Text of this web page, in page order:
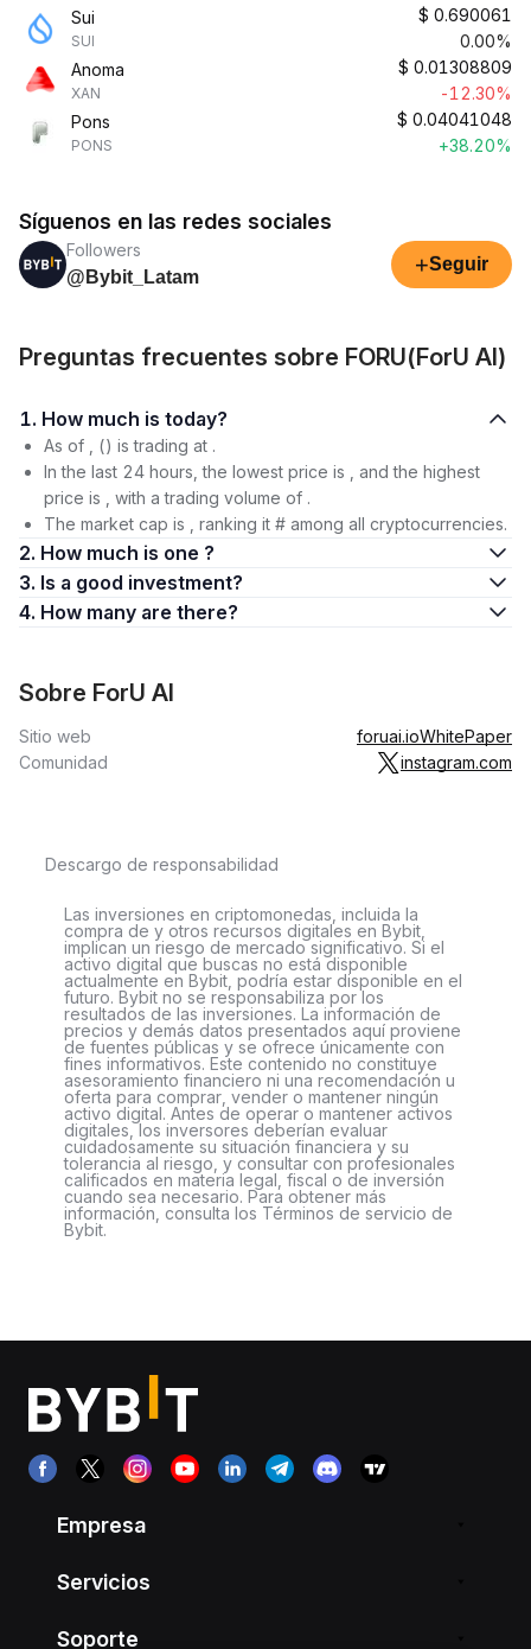
Sui
SUI
$ 0.690061
0.00%
Anoma
XAN
$ 0.01308809
-12.30%
Pons
PONS
$ 0.04041048
+38.20%
Síguenos en las redes sociales
Followers
@Bybit_Latam
+Seguir
Preguntas frecuentes sobre FORU(ForU AI)
1. How much is today?
As of , () is trading at .
In the last 24 hours, the lowest price is , and the highest
price is , with a trading volume of .
The market cap is , ranking it # among all cryptocurrencies.
2. How much is one ?
3. Is a good investment?
4. How many are there?
Sobre ForU AI
Sitio web foruai.ioWhitePaper
Comunidad
instagram.com
Descargo de responsabilidad
Las inversiones en criptomonedas, incluida la
compra de y otros recursos digitales en Bybit,
implican un riesgo de mercado significativo. Si el
activo digital que buscas no está disponible
actualmente en Bybit, podría estar disponible en el
futuro. Bybit no se responsabiliza por los
resultados de las inversiones. La información de
precios y demás datos presentados aquí proviene
de fuentes públicas y se ofrece únicamente con
fines informativos. Este contenido no constituye
asesoramiento financiero ni una recomendación u
oferta para comprar, vender o mantener ningún
activo digital. Antes de operar o mantener activos
digitales, los inversores deberían evaluar
cuidadosamente su situación financiera y su
tolerancia al riesgo, y consultar con profesionales
calificados en materia legal, fiscal o de inversión
cuando sea necesario. Para obtener más
información, consulta los Términos de servicio de
Bybit.
Empresa
Servicios
Soporte